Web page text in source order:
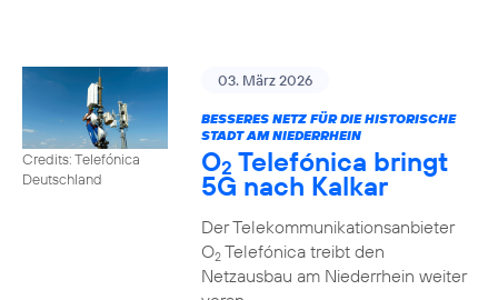
Credits: Telefónica
Deutschland
03. März 2026
BESSERES NETZ FÜR DIE HISTORISCHE
STADT AM NIEDERRHEIN
O2 Telefónica bringt
5G nach Kalkar
Der Telekommunikationsanbieter
O2Telefónica treibt den
Netzausbau am Niederrhein weiter